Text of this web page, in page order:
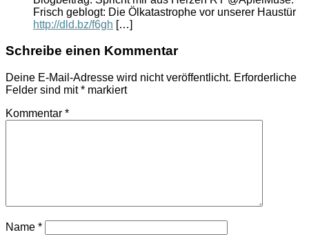
Frisch geblogt: Die Ölkatastrophe vor unserer Haustür
http://dld.bz/f6gh […]
Schreibe einen Kommentar
Deine E-Mail-Adresse wird nicht veröffentlicht. Erforderliche
Felder sind mit* markiert
Kommentar *
Name *